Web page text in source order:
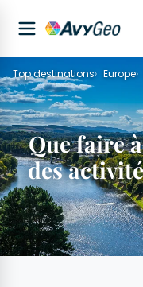
Top destinations Europe
Que faire
des